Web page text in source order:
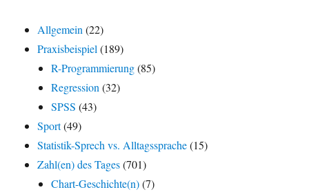
Allgemein (22)
Praxisbeispiel (189)
R-Programmierung(85)
Regression (32)
SPSS (43)
Sport(49)
Statistik-Sprech vs. Alltagssprache(15)
Zahl(en) des Tages(701)
Chart-Geschichte(n)(7)